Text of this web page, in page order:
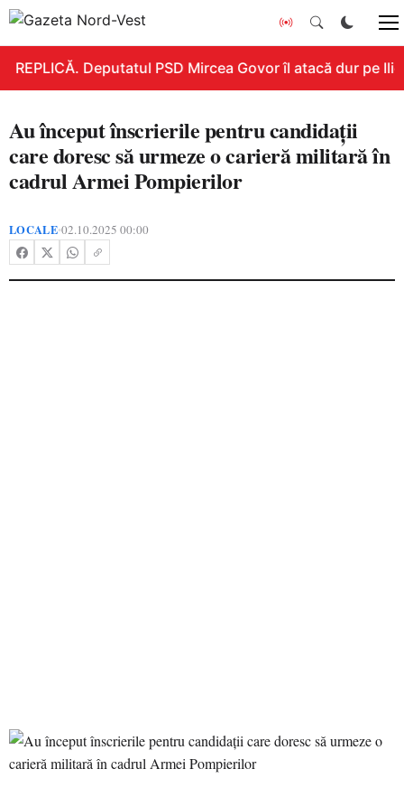
REPLICĂ. Deputatul PSD Mircea Govor îl atacă dur pe
Au început înscrierile pentru candidații
care doresc să urmeze o carieră militară în
cadrul Armei Pompierilor
LOCALE•02.10.2025 00:00